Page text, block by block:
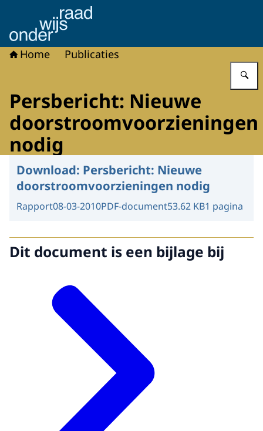
Naar de homepage van Onderwijsraad
Home Publicaties
Persbericht: Nieuwe
doorstroomvoorzieningen
nodig
Download: Persbericht: Nieuwe
doorstroomvoorzieningen nodig
Rapport08-03-2010PDF-document53.62 KB1 pagina
Dit document is een bijlage bij